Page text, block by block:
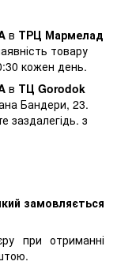
в ТРЦ Мармелад
товару
кожен день.
в ТЦ Gorodok
Бандери, 23.
заздалегідь. з
замовляється
при отриманні